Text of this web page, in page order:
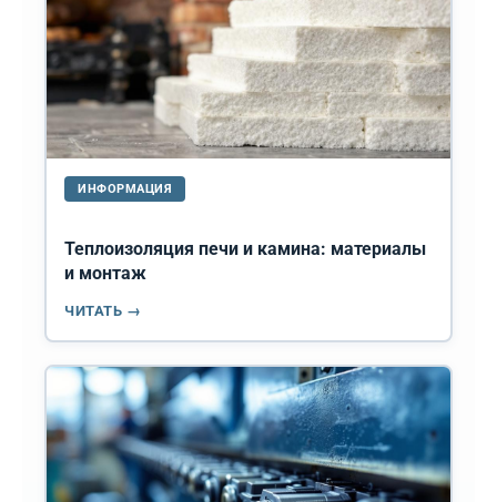
ИНФОРМАЦИЯ
Теплоизоляция печи и камина: материалы
и монтаж
ЧИТАТЬ →